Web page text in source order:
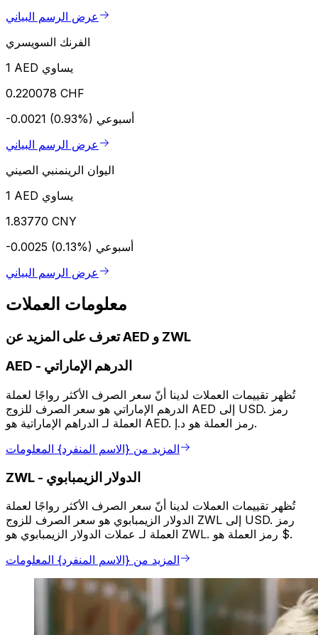
عرض الرسم البياني
الفرنك السويسري
1 AED يساوي
0.220078 CHF
-0.0021 (0.93%) أسبوعي
عرض الرسم البياني
اليوان الرينمنبي الصيني
1 AED يساوي
1.83770 CNY
-0.0025 (0.13%) أسبوعي
عرض الرسم البياني
معلومات العملات
تعرف على المزيد عن AED و ZWL
AED - الدرهم الإماراتي
تُظهر تقييمات العملات لدينا أنّ سعر الصرف الأكثر رواجًا لعملة
الدرهم الإماراتي هو سعر الصرف للزوج AED إلى USD. رمز
العملة لـ الدراهم الإماراتية هو AED. رمز العملة هو د.إ.
المزيد من {الاسم المنفرد} المعلومات
ZWL - الدولار الزيمبابوي
تُظهر تقييمات العملات لدينا أنّ سعر الصرف الأكثر رواجًا لعملة
الدولار الزيمبابوي هو سعر الصرف للزوج ZWL إلى USD. رمز
العملة لـ عملات الدولار الزيمبابوي هو ZWL. رمز العملة هو $.
المزيد من {الاسم المنفرد} المعلومات